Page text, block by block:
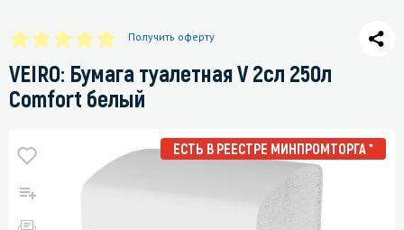
Получить оферту
VEIRO: Бумага туалетная V 2сл 250л
Comfort белый
ЕСТЬ В РЕЕСТРЕ МИНПРОМТОРГА *